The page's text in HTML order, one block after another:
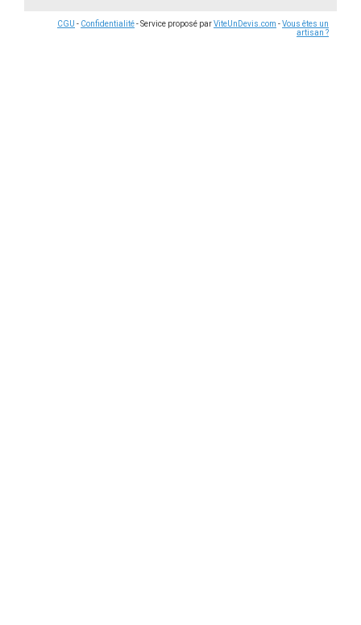
CGU - Confidentialité- Service proposé parViteUnDevis.com -Vous êtes un
artisan ?